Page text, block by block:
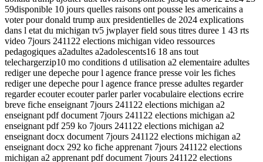
59disponible 10 jours quelles raisons ont pousse les americains a
voter pour donald trump aux presidentielles de 2024 explications
dans l etat du michigan tv5 jwplayer field sous titres duree 1 43 rts
video 7jours 241122 elections michigan video ressources
pedagogiques a2adultes a2adolescents16 18 ans tout
telechargerzip10 mo conditions d utilisation a2 elementaire adultes
rediger une depeche pour l agence france presse voir les fiches
rediger une depeche pour l agence france presse adultes regarder
regarder ecouter ecouter parler parler vocabulaire elections ecrire
breve fiche enseignant 7jours 241122 elections michigan a2
enseignant pdf document 7jours 241122 elections michigan a2
enseignant pdf 259 ko 7jours 241122 elections michigan a2
enseignant docx document 7jours 241122 elections michigan a2
enseignant docx 292 ko fiche apprenant 7jours 241122 elections
michigan a2 apprenant pdf document 7jours 241122 elections